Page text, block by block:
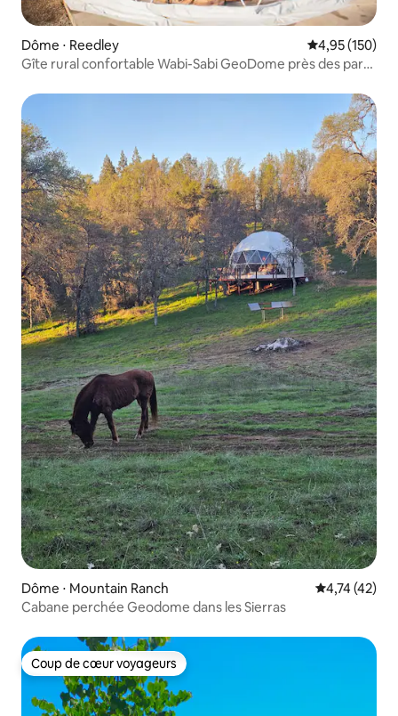
Dôme ⋅ Reedley Évaluation
4,95 (150)
Gîte rural confortable Wabi-Sabi GeoDome près des parcs
Dôme ⋅ Mountain Ranch Évaluation
4,74 (42)
Cabane perchée Geodome dans les Sierras
Coup de cœur voyageurs
Coup de cœur voyageurs